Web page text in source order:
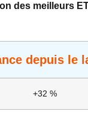
des meilleurs
depuis le
+32 %